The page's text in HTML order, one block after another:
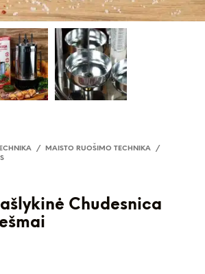
/ MAISTO RUOŠIMO TECHNIKA
/
Chudesnica